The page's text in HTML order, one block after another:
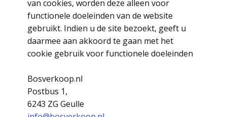
van cookies, worden deze alleen voor
functionele doeleinden van de website
gebruikt. Indien u de site bezoekt, geeft u
daarmee aan akkoord te gaan met het
cookie gebruik voor functionele doeleinden
Bosverkoop.nl
Postbus 1,
6243 ZG Geulle